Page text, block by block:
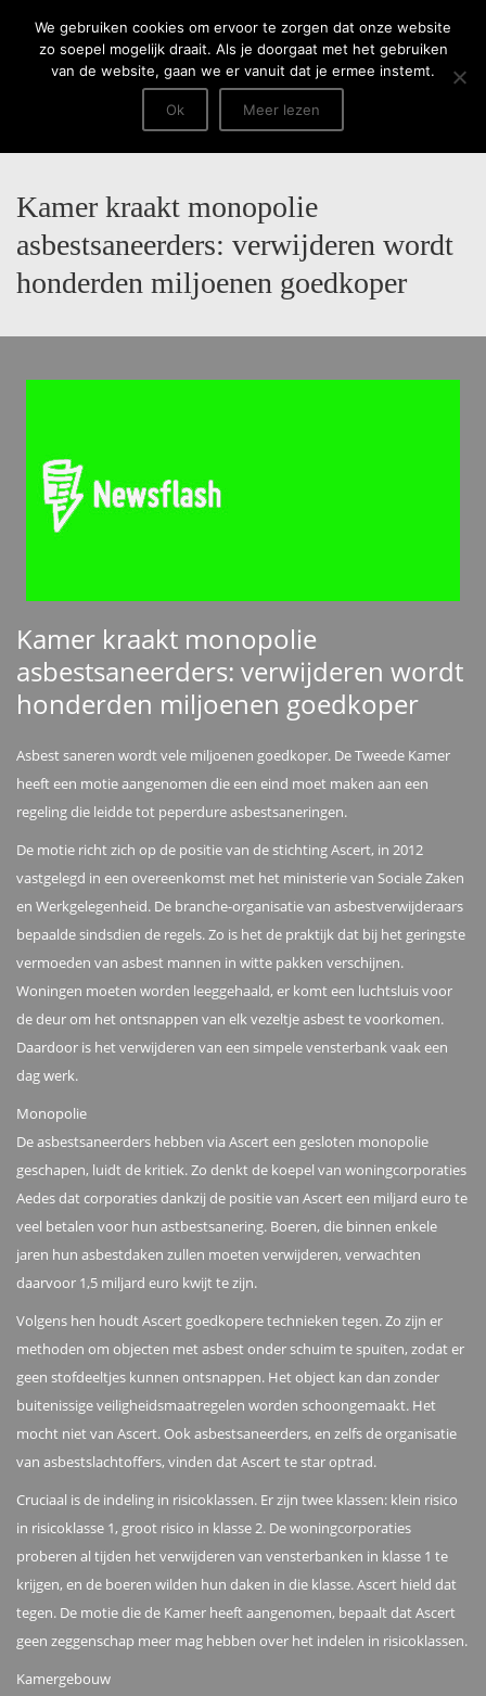
Menu
Kamer kraakt monopolie
asbestsaneerders: verwijderen wordt
honderden miljoenen goedkoper
Kamer kraakt monopolie
asbestsaneerders: verwijderen wordt
honderden miljoenen goedkoper
Asbest saneren wordt vele miljoenen goedkoper. De Tweede Kamer
heeft een motie aangenomen die een eind moet maken aan een
regeling die leidde tot peperdure asbestsaneringen.
De motie richt zich op de positie van de stichting Ascert, in 2012
vastgelegd in een overeenkomst met het ministerie van Sociale Zaken
en Werkgelegenheid. De branche-organisatie van asbestverwijderaars
bepaalde sindsdien de regels. Zo is het de praktijk dat bij het geringste
vermoeden van asbest mannen in witte pakken verschijnen.
Woningen moeten worden leeggehaald, er komt een luchtsluis voor
de deur om het ontsnappen van elk vezeltje asbest te voorkomen.
Daardoor is het verwijderen van een simpele vensterbank vaak een
dag werk.
Monopolie
De asbestsaneerders hebben via Ascert een gesloten monopolie
geschapen, luidt de kritiek. Zo denkt de koepel van woningcorporaties
Aedes dat corporaties dankzij de positie van Ascert een miljard euro te
veel betalen voor hun astbestsanering. Boeren, die binnen enkele
jaren hun asbestdaken zullen moeten verwijderen, verwachten
daarvoor 1,5 miljard euro kwijt te zijn.
Volgens hen houdt Ascert goedkopere technieken tegen. Zo zijn er
methoden om objecten met asbest onder schuim te spuiten, zodat er
geen stofdeeltjes kunnen ontsnappen. Het object kan dan zonder
buitenissige veiligheidsmaatregelen worden schoongemaakt. Het
mocht niet van Ascert. Ook asbestsaneerders, en zelfs de organisatie
van asbestslachtoffers, vinden dat Ascert te star optrad.
Cruciaal is de indeling in risicoklassen. Er zijn twee klassen: klein risico
in risicoklasse 1, groot risico in klasse 2. De woningcorporaties
proberen al tijden het verwijderen van vensterbanken in klasse 1 te
krijgen, en de boeren wilden hun daken in die klasse. Ascert hield dat
tegen. De motie die de Kamer heeft aangenomen, bepaalt dat Ascert
geen zeggenschap meer mag hebben over het indelen in risicoklassen.
Kamergebouw
We gebruiken cookies om ervoor te zorgen dat onze website
zo soepel mogelijk draait. Als je doorgaat met het gebruiken
van de website, gaan we er vanuit dat je ermee instemt.
Ok Meer lezen